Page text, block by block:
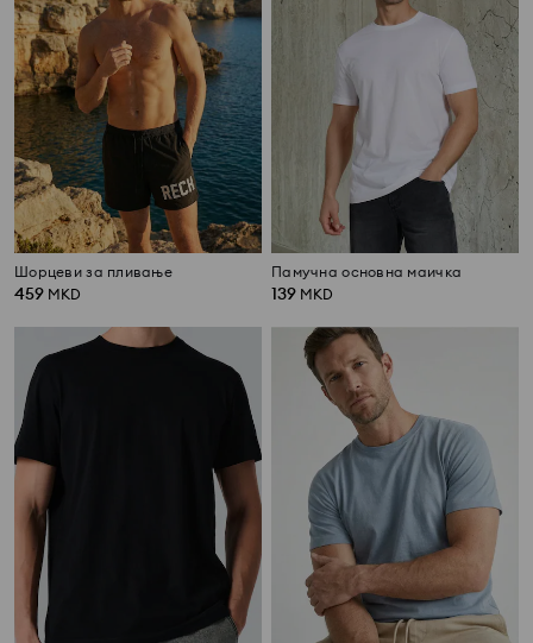
Шорцеви за пливање
459 MKD
Памучна основна маичка
139 MKD